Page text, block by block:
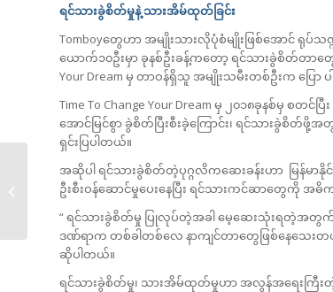
ရင်သားခွဲစိတ်မှုနဲ့ သားအိမ်ထုတ်ခြင်း
Tomboyတွေဟာ အမျိုးသားလိုပုံစံမျိုးဖြစ်အောင် ရုပ်သ
ယောက်၁၀ဦးမှာ ခုနစ်ဦးခန့်ကတော့ ရင်သားခွဲစိတ်တာတွေ
Your Dream မှ တာဝန်ရှိသူ အမျိုးသမီးတစ်ဦးက ပြော
Time To Change Your Dream မှ ၂၀၁၈ခုနစ်မှ စ
အောင်မြင်စွာ ခွဲစိတ်ပြီးစီးခဲ့ကြောင်း၊ ရင်သားခွဲစိတ်ဖို့
ရှင်းပြပါတယ်။
အဆိုပါ ရင်သားခွဲစိတ်တဲ့ပုဂ္ဂလိကဆေးခန်းဟာ မြန်မ
ဦးစီးဝန်ဆောင်မှုပေးနေပြီး ရင်သားကင်ဆာတွေကို
“ ရင်သားခွဲစိတ်မှု ပြုလုပ်တဲ့အခါ မေ့ဆေးသုံးရတဲ့အတွက်
ဒဏ်ရာက တစ်ခါတစ်လေ နာကျင်တာတွေဖြစ်နေသေး
ဆိုပါတယ်။
ရင်သားခွဲစိတ်မှု၊ သားအိမ်ထုတ်မှုဟာ အလွန်အရေးကြီး
မြောက်ဦးမှာ အသက်
လေးနှစ်အရွယ်...